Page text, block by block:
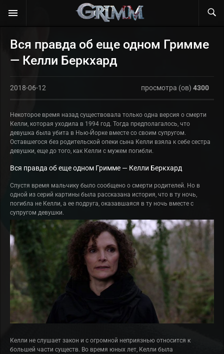
Вся правда об еще одном Гримме
— Келли Беркхард
2018-06-12 просмотра (ов) 4300
Некоторое время назад существовала только одна версия о смерти
Келли, которая уходила в 1994 год. Тогда предполагалось, что
девушка была убита в Нью-Йорке вместе со своим супругом.
Оставшегося без родительской опеки сына Келли взяла к себе сестра
девушки, еще до того, как Келли с мужем погибли.
Вся правда об еще одном Гримме — Келли Беркхард
Спустя время мальчику было сообщено о смерти родителей. Но в
одной из серий картины была рассказана история, что в ту ночь,
погибла не Келли, а ее подруга, оказавшаяся в ту ночь вместе с
супругом девушки.
Келли не слушает закон и с огромной неприязнью относится к
большей части существ. Во время юных лет, Келли была